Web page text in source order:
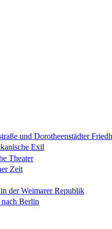
und Dorotheenstädter
Exil
Theater
Zeit
der Weimarer Republik
Berlin